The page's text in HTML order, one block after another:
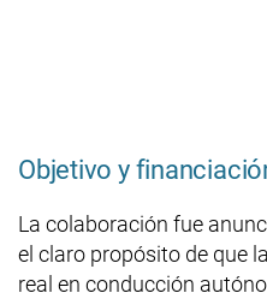
Objetivo y
La colaboración fue
el claro propósito de que
real en conducción